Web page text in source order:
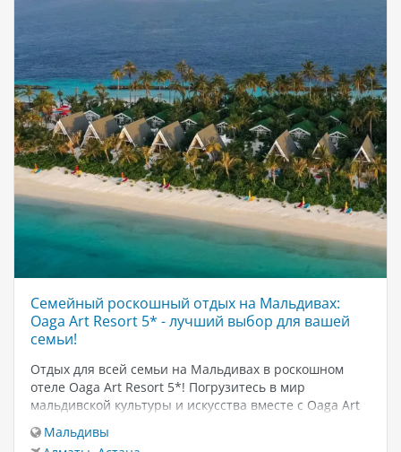
Семейный роскошный отдых на Мальдивах:
Oaga Art Resort 5* - лучший выбор для вашей
семьи!
Отдых для всей семьи на Мальдивах в роскошном
отеле Oaga Art Resort 5*! Погрузитесь в мир
мальдивской культуры и искусства вместе с Oaga Art
семейный отдых, включающий яркие и динамичные
Мальдивы